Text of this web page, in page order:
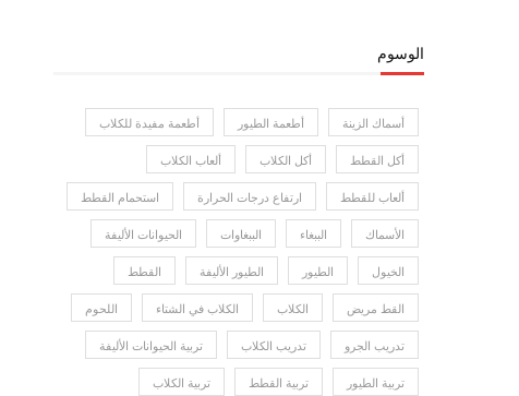
الوسوم
أسماك الزينة أطعمة الطيور أطعمة مفيدة للكلاب
أكل القطط أكل الكلاب ألعاب الكلاب
ألعاب للقطط ارتفاع درجات الحرارة استحمام القطط
الأسماك الببغاء الببغاوات الحيوانات الأليفة
الخيول الطيور الطيور الأليفة القطط
القط مريض الكلاب الكلاب في الشتاء اللحوم
تدريب الجرو تدريب الكلاب تربية الحيوانات الأليفة
تربية الطيور تربية القطط تربية الكلاب